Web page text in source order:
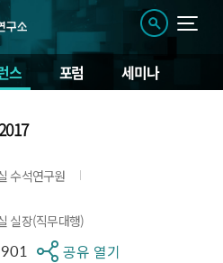
스 포럼 세미나
수석연구원
실장(직무대행)
공유 열기